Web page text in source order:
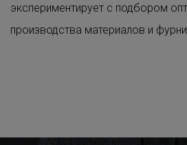
экспериментирует с подбором
производства материалов и